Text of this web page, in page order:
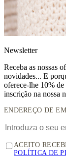
Newsletter
Receba as nossas
novidades... E
oferece-lhe 10% de
inscrição na nossa
ENDEREÇO DE
ACEITO
POLÍTICA DE